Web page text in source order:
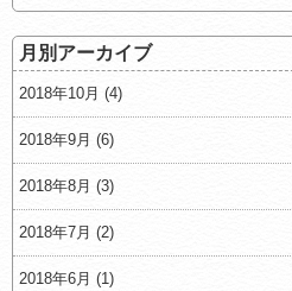
月別アーカイブ
2018年10月 (4)
2018年9月 (6)
2018年8月 (3)
2018年7月 (2)
2018年6月 (1)